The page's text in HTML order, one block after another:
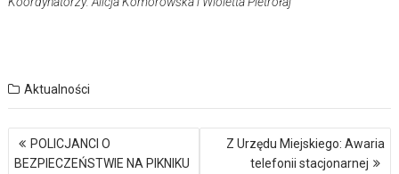
Aktualności
Nawigacja
wpisu
POLICJANCI O
BEZPIECZEŃSTWIE NA PIKNIKU
Z Urzędu Miejskiego: Awaria
telefonii stacjonarnej